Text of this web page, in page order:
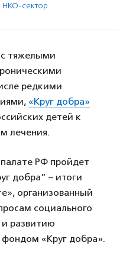
НКО-сектор
тяжелыми
редкими
«Круг добра»
детей к
лечения.
РФ пройдет
добра” – итоги
организованный
социального
и развитию
«Круг добра».